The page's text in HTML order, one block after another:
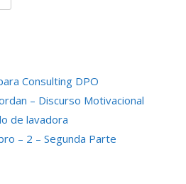
Consulting DPO
– Discurso Motivacional
de lavadora
– 2 – Segunda Parte